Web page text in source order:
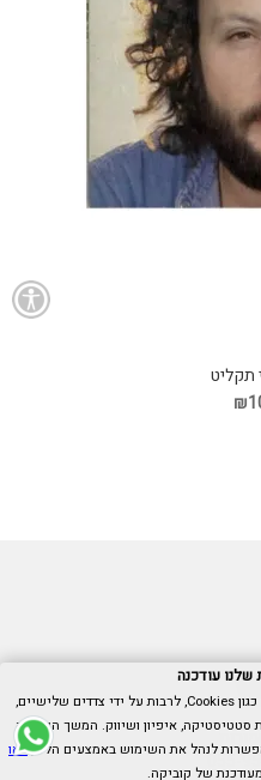
תקליט
055-
שלנו עודכנה
באתר זה נעשה שימוש בטכנולוגיות איסוף מידע כגון Cookies, לרבות על ידי צדדים שלישיים,
סטטיסטיקה, איפיון ושיווק. המשך הגלישה
לנהל את השימוש באמצעים הללו,ראו
של קוביקה.